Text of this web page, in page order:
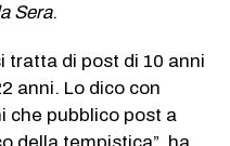
Sera.
tratta di post di 10 anni
anni. Lo dico con
che pubblico post a
della tempistica”, ha